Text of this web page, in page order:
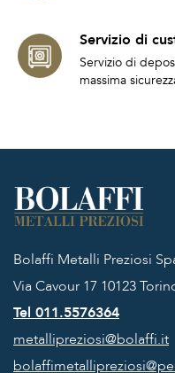
Servizio di
Servizio di
massima
Bolaffi Metalli Preziosi
Via Cavour 17 10123
Tel 011.5576364
metallipreziosi@bolaffi.it